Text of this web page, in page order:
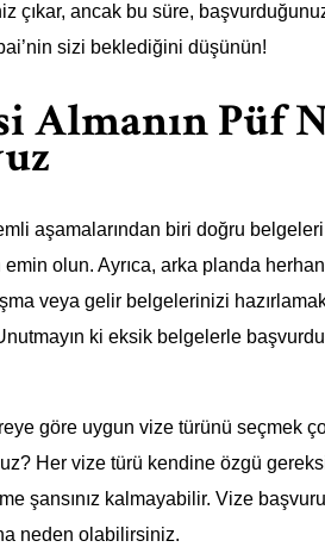
çıkar, ancak bu süre,
sizi beklediğini düşünün!
Almanın Püf
aşamalarından biri doğru
olun. Ayrıca, arka planda
veya gelir belgelerinizi
ki eksik belgelerle
göre uygun vize türünü seçmek
Her vize türü kendine özgü
şansınız kalmayabilir. Vize
neden olabilirsiniz.